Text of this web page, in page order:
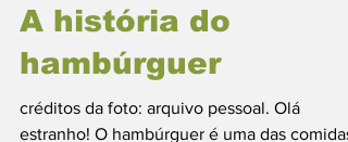
Coluna Kenny Nogueira
A história do
hambúrguer